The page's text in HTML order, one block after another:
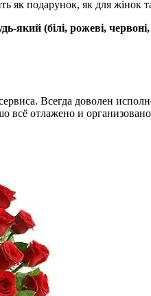
як подарунок, як для жінок
який (білі, рожеві,
Всегда доволен
всё отлажено и